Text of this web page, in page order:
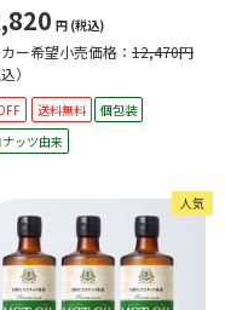
円 (税込)
ー希望小売価格： 12,470円
）
送料無料
個包装
ッツ由来
人気